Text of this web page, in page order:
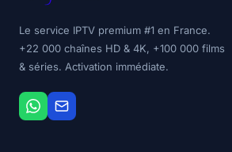
Le service IPTV premium #1 en France.
+22 000 chaînes HD & 4K, +100 000 films
& séries. Activation immédiate.